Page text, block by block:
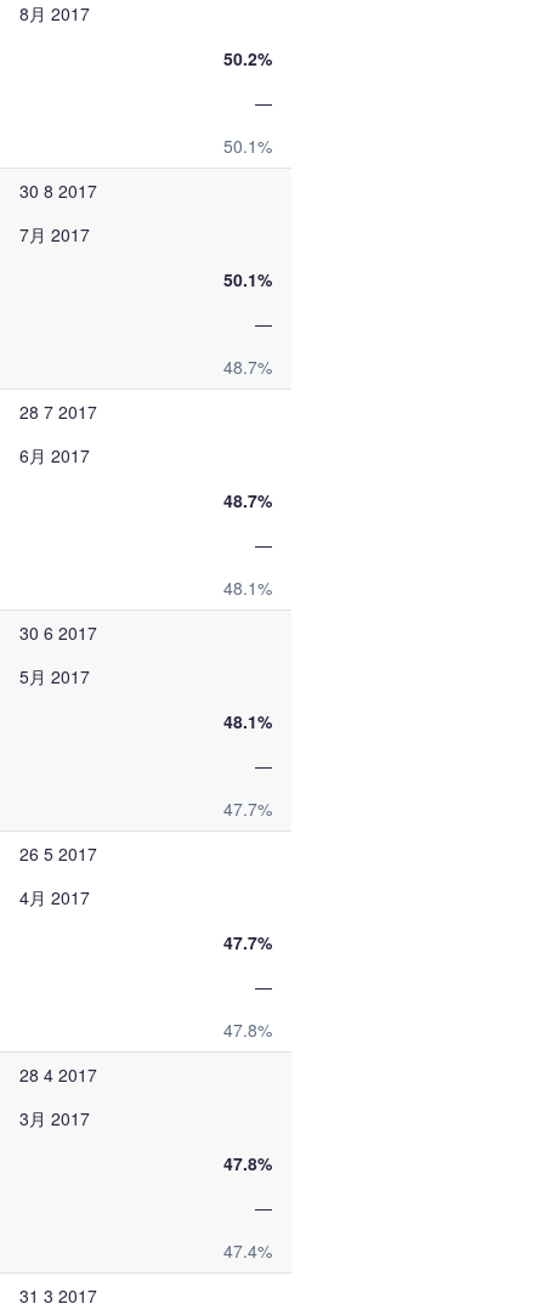
8月 2017
50.2%
—
50.1%
30 8 2017
7月 2017
50.1%
—
48.7%
28 7 2017
6月 2017
48.7%
—
48.1%
30 6 2017
5月 2017
48.1%
—
47.7%
26 5 2017
4月 2017
47.7%
—
47.8%
28 4 2017
3月 2017
47.8%
—
47.4%
31 3 2017